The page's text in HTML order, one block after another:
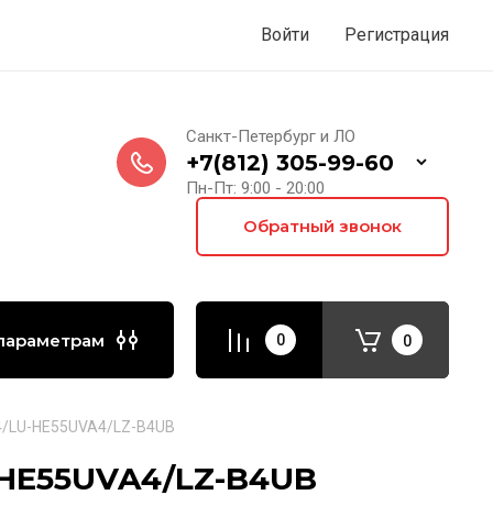
Войти Регистрация
Санкт-Петербург и ЛО
+7(812) 305-99-60
Пн-Пт: 9:00 - 20:00
Обратный звонок
0 0
HE55UVA4/LZ-B4UB
LZ-B4UB